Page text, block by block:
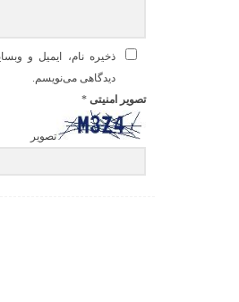
ذخیره نام، ایمیل و
دیدگاهی می‌نویسم.
تصویر امنیتی*